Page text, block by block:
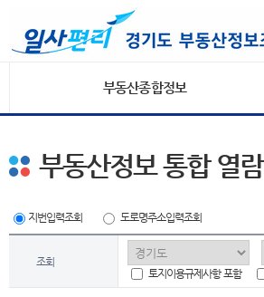
부동산종합정보
부동산정보 통합 열람
지번입력조회 도로명주소입력조회
조회
토지이용규제사항 포함